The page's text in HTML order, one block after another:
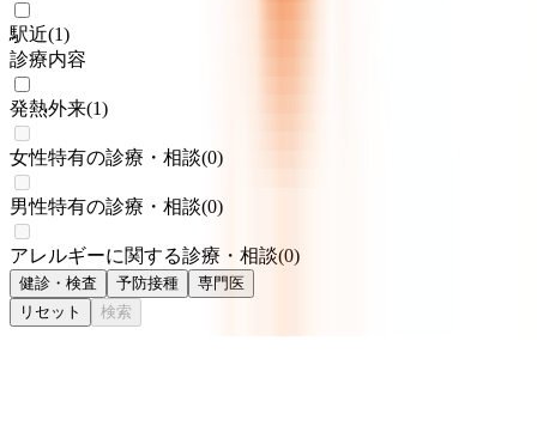
駅近(1)
診療内容
発熱外来(1)
女性特有の診療・相談(0)
男性特有の診療・相談(0)
アレルギーに関する診療・相談(0)
健診・検査 予防接種
専門医
リセット
検索